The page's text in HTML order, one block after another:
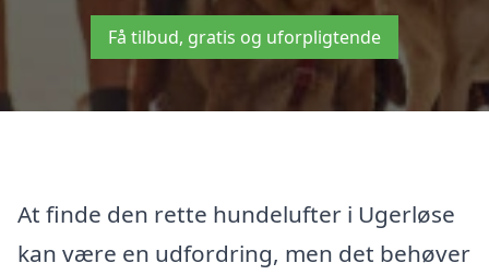
Få tilbud, gratis og uforpligtende
At finde den rette hundelufter i Ugerløse
kan være en udfordring, men det behøver